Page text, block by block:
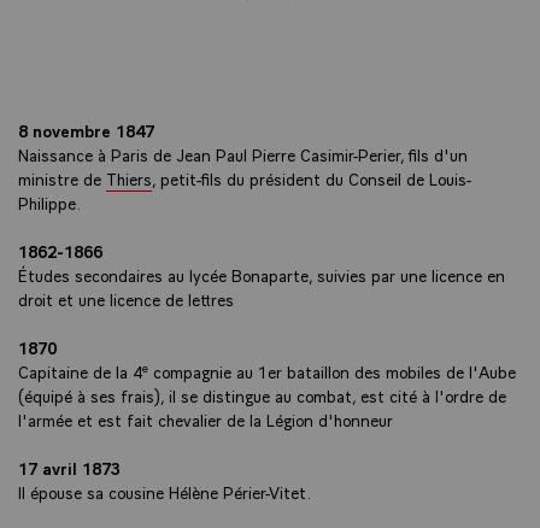
8 novembre 1847
Naissance à Paris de Jean Paul Pierre Casimir-Perier, fils d'un
ministre de Thiers, petit-fils du président du Conseil de Louis-
Philippe.
1862-1866
Études secondaires au lycée Bonaparte, suivies par une licence en
droit et une licence de lettres
1870
Capitaine de la 4e compagnie au 1er bataillon des mobiles de l'Aube
(équipé à ses frais), il se distingue au combat, est cité à l'ordre de
l'armée et est fait chevalier de la Légion d'honneur
17 avril 1873
Il épouse sa cousine Hélène Périer-Vitet.